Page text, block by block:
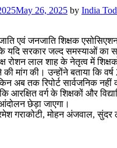
May 26, 2025 by India
एवं जनजाति शिक्षक
यदि सरकार जल्द समस्याओं का
रोशन लाल शाह के नेतृत्व में
मांग की। उन्होंने बताया कि
अब तक रिपोर्ट सार्वजनिक नहीं
आरक्षित वर्ग के शिक्षकों और
छेड़ा जाएगा।
गराकोटी, मोहन अंजवाल,